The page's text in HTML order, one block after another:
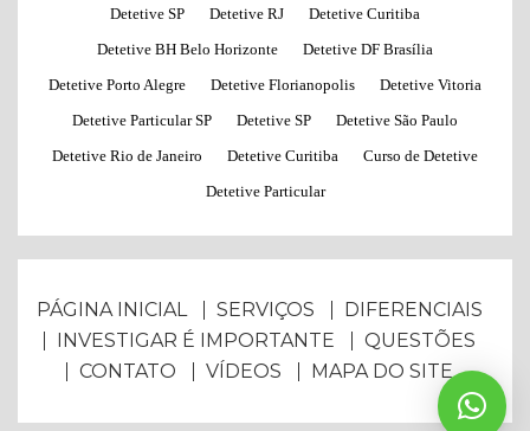
Detetive SP
Detetive RJ
Detetive Curitiba
Detetive BH Belo Horizonte
Detetive DF Brasília
Detetive Porto Alegre
Detetive Florianopolis
Detetive Vitoria
Detetive Particular SP
Detetive SP
Detetive São Paulo
Detetive Rio de Janeiro
Detetive Curitiba
Curso de Detetive
Detetive Particular
PÁGINA INICIAL SERVIÇOS
DIFERENCIAIS
INVESTIGAR É IMPORTANTE
QUESTÕES
CONTATO
VÍDEOS MAPA DO SITE